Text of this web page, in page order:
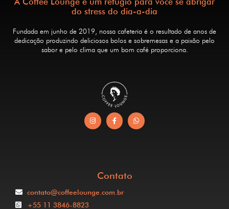
do stress do dia-a-dia
Fundada em junho de 2019, nossa cafeteria é o resultado de anos de
dedicação produzindo deliciosos bolos e sobremesas e a paixão pelo
sabor e pelo clima que um bom café proporciona.
Contato
contato@coffeelounge.com.br
+55 11 3846-8823